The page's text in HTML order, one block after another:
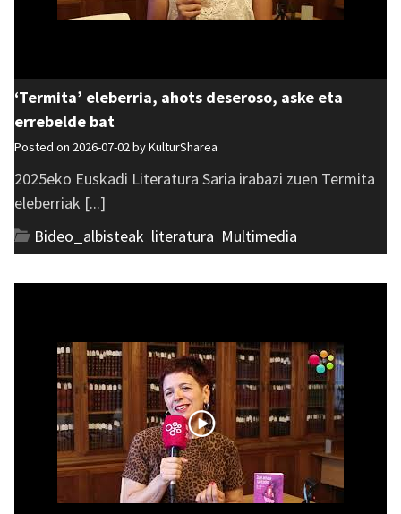
‘Termita’ eleberria, ahots deseroso, aske eta
errebelde bat
Posted on 2026-07-02 byKulturSharea
2025eko Euskadi Literatura Saria irabazi zuen Termita
eleberriak [...]
Bideo_albisteak literatura Multimedia